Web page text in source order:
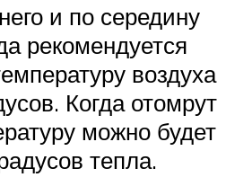
и по середину
рекомендуется
воздуха
Когда отомрут
можно будет
тепла.